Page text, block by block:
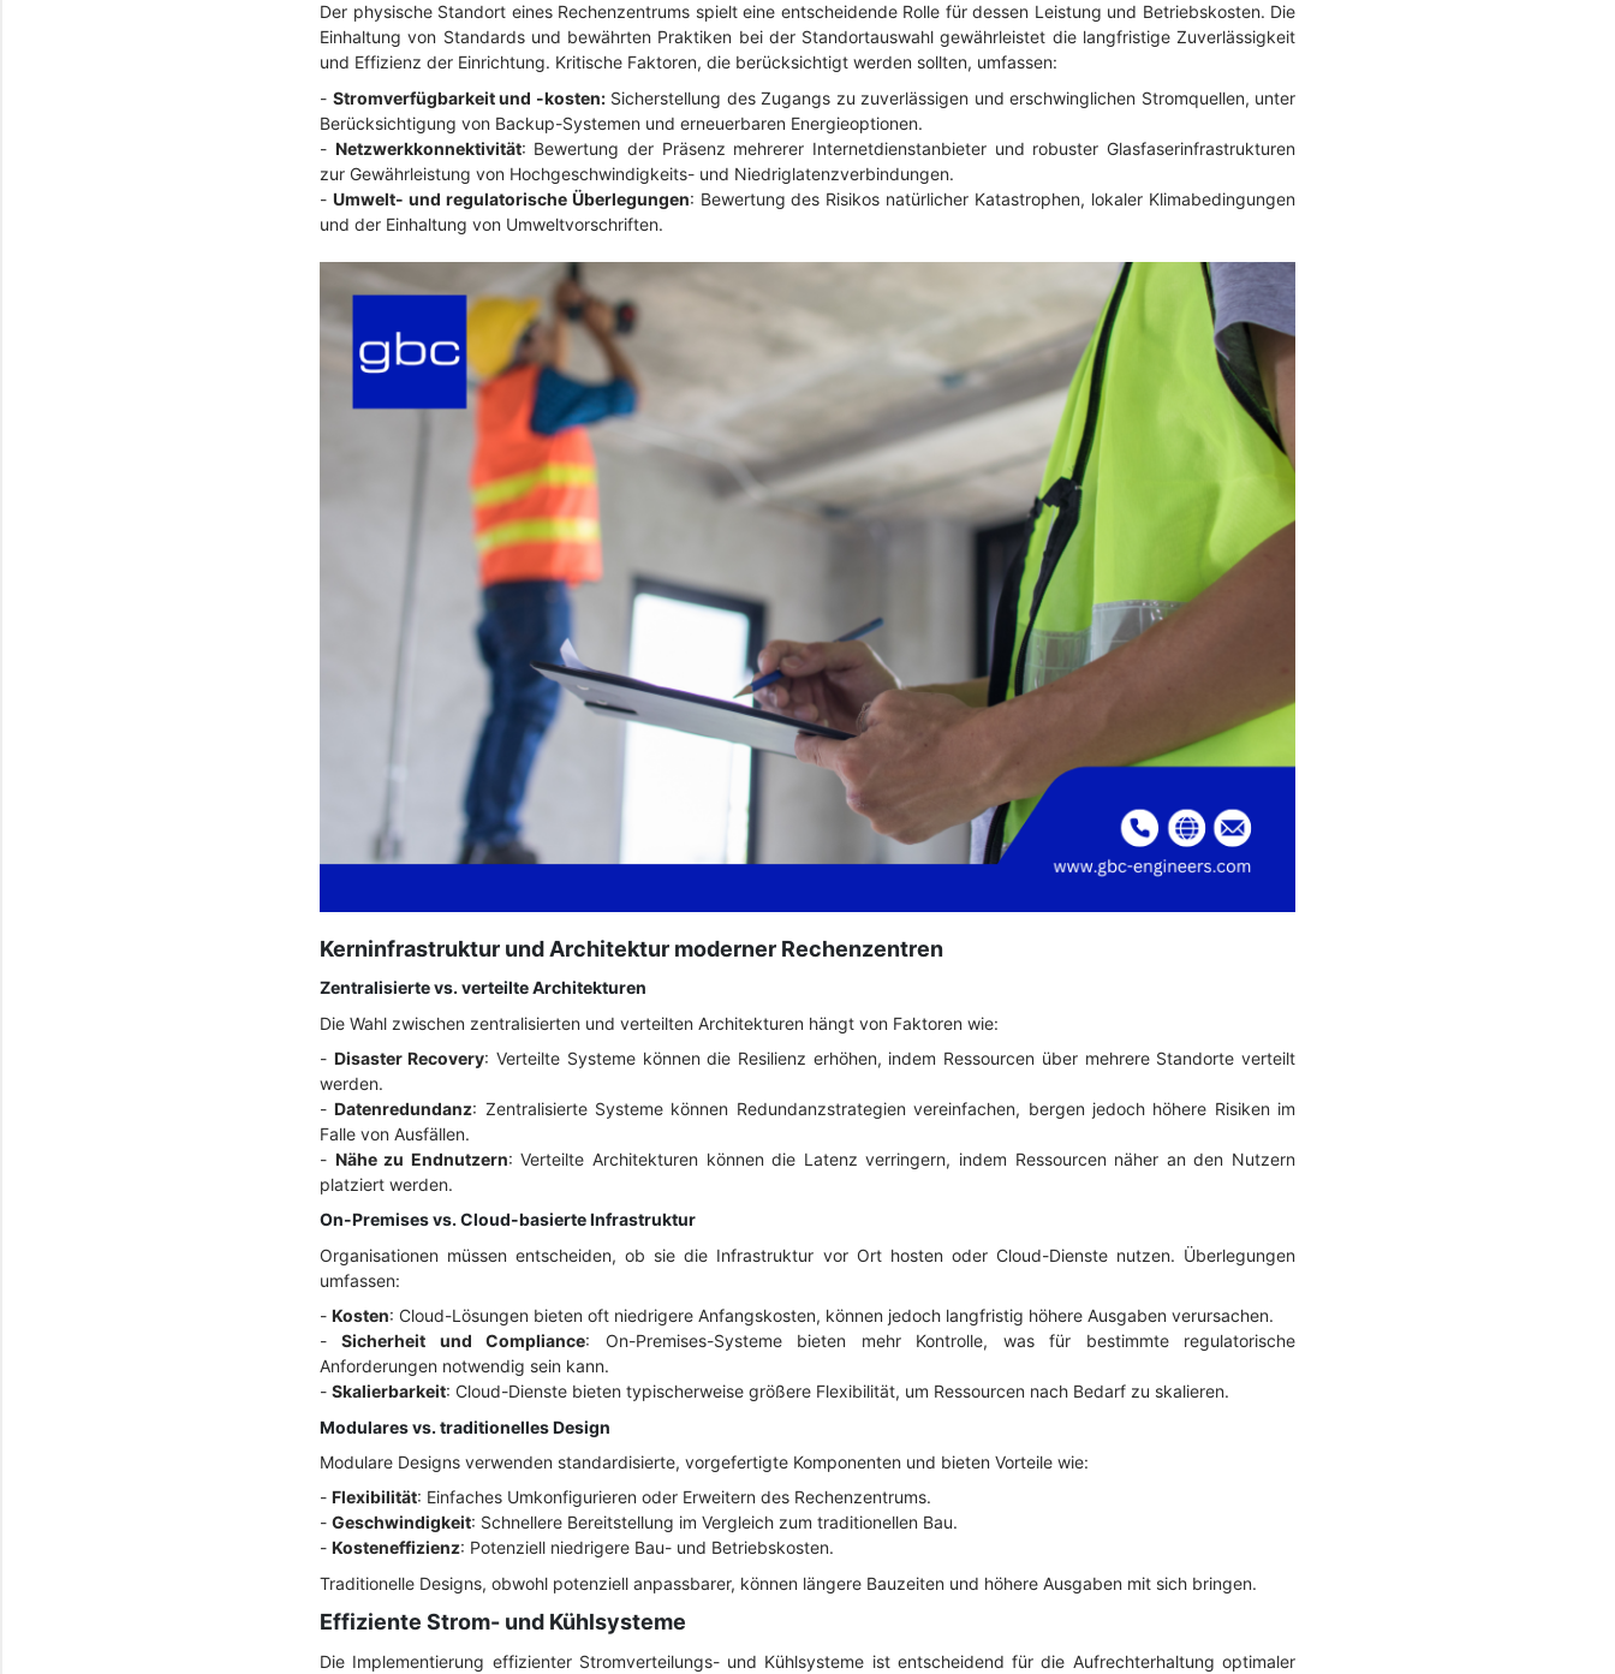
Der physische Standort eines Rechenzentrums spielt eine entscheidende Rolle für dessen Leistung und Betriebskosten. Die
Einhaltung von Standards und bewährten Praktiken bei der Standortauswahl gewährleistet die langfristige Zuverlässigkeit
und Effizienz der Einrichtung. Kritische Faktoren, die berücksichtigt werden sollten, umfassen:
- Stromverfügbarkeit und -kosten:Sicherstellung des Zugangs zu zuverlässigen und erschwinglichen Stromquellen, unter
Berücksichtigung von Backup-Systemen und erneuerbaren Energieoptionen.
- Netzwerkkonnektivität: Bewertung der Präsenz mehrerer Internetdienstanbieter und robuster Glasfaserinfrastrukturen
zur Gewährleistung von Hochgeschwindigkeits- und Niedriglatenzverbindungen.
- Umwelt- und regulatorische Überlegungen: Bewertung des Risikos natürlicher Katastrophen, lokaler Klimabedingungen
und der Einhaltung von Umweltvorschriften.
Kerninfrastruktur und Architektur moderner Rechenzentren
Zentralisierte vs. verteilte Architekturen
Die Wahl zwischen zentralisierten und verteilten Architekturen hängt von Faktoren wie:
- Disaster Recovery: Verteilte Systeme können die Resilienz erhöhen, indem Ressourcen über mehrere Standorte verteilt
werden.
-Datenredundanz: Zentralisierte Systeme können Redundanzstrategien vereinfachen, bergen jedoch höhere Risiken im
Falle von Ausfällen.
- Nähe zu Endnutzern: Verteilte Architekturen können die Latenz verringern, indem Ressourcen näher an den Nutzern
platziert werden.
On-Premises vs. Cloud-basierte Infrastruktur
Organisationen müssen entscheiden, ob sie die Infrastruktur vor Ort hosten oder Cloud-Dienste nutzen. Überlegungen
umfassen:
- Kosten: Cloud-Lösungen bieten oft niedrigere Anfangskosten, können jedoch langfristig höhere Ausgaben verursachen.
-Sicherheit und Compliance: On-Premises-Systeme bieten mehr Kontrolle, was für bestimmte regulatorische
Anforderungen notwendig sein kann.
- Skalierbarkeit: Cloud-Dienste bieten typischerweise größere Flexibilität, um Ressourcen nach Bedarf zu skalieren.
Modulares vs. traditionelles Design
Modulare Designs verwenden standardisierte, vorgefertigte Komponenten und bieten Vorteile wie:
- Flexibilität: Einfaches Umkonfigurieren oder Erweitern des Rechenzentrums.
- Geschwindigkeit: Schnellere Bereitstellung im Vergleich zum traditionellen Bau.
- Kosteneffizienz: Potenziell niedrigere Bau- und Betriebskosten.
Traditionelle Designs, obwohl potenziell anpassbarer, können längere Bauzeiten und höhere Ausgaben mit sich bringen.
Effiziente Strom- und Kühlsysteme
Die Implementierung effizienter Stromverteilungs- und Kühlsysteme ist entscheidend für die Aufrechterhaltung optimaler